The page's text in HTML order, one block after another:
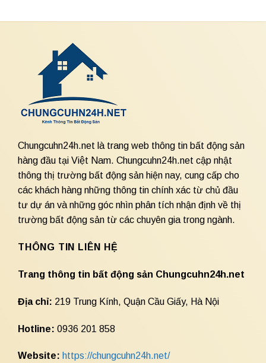
Chungcuhn24h.net là trang web thông tin bất động sản
hàng đầu tại Việt Nam. Chungcuhn24h.net cập nhật
thông thị trường bất động sản hiện nay, cung cấp cho
các khách hàng những thông tin chính xác từ chủ đầu
tư dự án và những góc nhìn phân tích nhận định về thị
trường bất động sản từ các chuyên gia trong ngành.
THÔNG TIN LIÊN HỆ
Trang thông tin bất động sản Chungcuhn24h.net
Địa chỉ: 219 Trung Kính, Quận Cầu Giấy, Hà Nội
Hotline: 0936 201 858
Website: https://chungcuhn24h.net/